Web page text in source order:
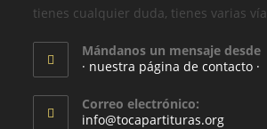
tienes cualquier duda, tienes varias
Mándanos un mensaje desde
· nuestra página de contacto ·
Correo electrónico:
info@tocapartituras.org